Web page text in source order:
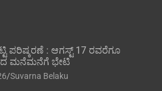
ಪರಿಷ್ಕರಣೆ : ಆಗಸ್ಟ್ 17 ರವರೆಗೂ
ಮನೆಮನೆಗೆ ಭೇಟಿ
Suvarna Belaku